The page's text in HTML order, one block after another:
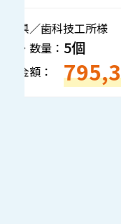
秋田県／歯科技
重量・数量：
買取金額：